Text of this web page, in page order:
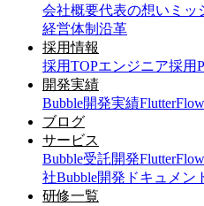
会社概要代表の想い ミッ
経営体制 沿革
採用情報
採用TOPエンジニア採用
開発実績
Bubble開発実績
ブログ
サービス
Bubble受託開発
社Bubble開発ドキュメン
研修一覧